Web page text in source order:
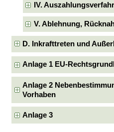
IV.
V. Ablehnung,
D. Inkrafttreten und
Anlage 1 EU-
Anlage 2
Vorhaben
Anlage 3